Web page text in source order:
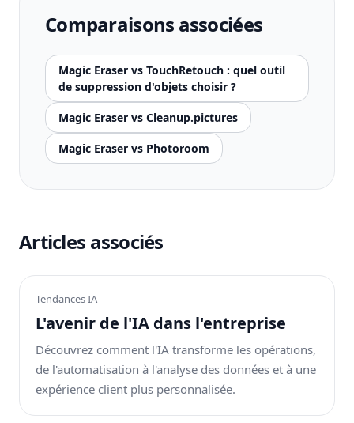
Comparaisons associées
Magic Eraser vs TouchRetouch : quel outil
de suppression d'objets choisir ?
Magic Eraser vs Cleanup.pictures
Magic Eraser vs Photoroom
Articles associés
Tendances IA
L'avenir de l'IA dans l'entreprise
Découvrez comment l'IA transforme les opérations,
de l'automatisation à l'analyse des données et à une
expérience client plus personnalisée.